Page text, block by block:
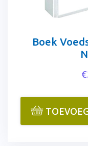
Boek
€